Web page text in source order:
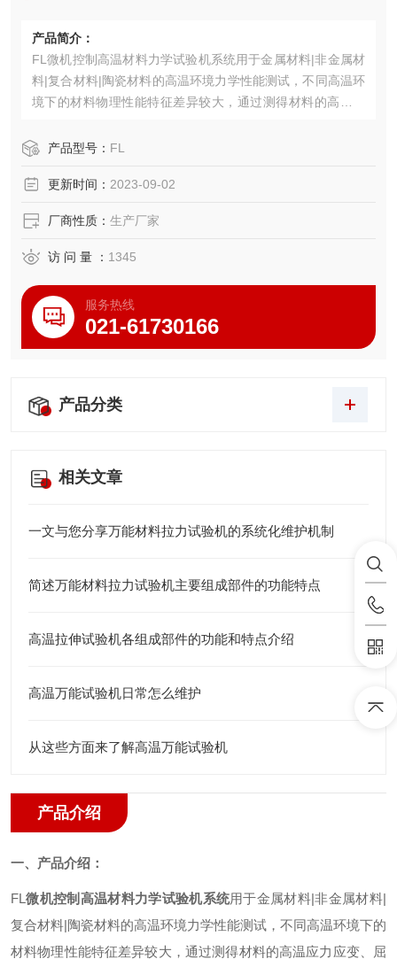
产品简介：
FL微机控制高温材料力学试验机系统用于金属材料|非金属材
料|复合材料|陶瓷材料的高温环境力学性能测试，不同高温环
境下的材料物理性能特征差异较大，通过测得材料的高温应
产品型号： FL
更新时间： 2023-09-02
厂商性质： 生产厂家
访 问 量 ： 1345
服务热线
021-61730166
产品分类
相关文章
一文与您分享万能材料拉力试验机的系统化维护机制
简述万能材料拉力试验机主要组成部件的功能特点
高温拉伸试验机各组成部件的功能和特点介绍
高温万能试验机日常怎么维护
从这些方面来了解高温万能试验机
产品介绍
一、产品介绍：
FL 微机控制高温材料力学试验机系统用于金属材料|非金属材料|
复合材料|陶瓷材料的高温环境力学性能测试 ， 不同高温环境下的
材料物理性能特征差异较大，通过测得材料的高温应力应变、屈